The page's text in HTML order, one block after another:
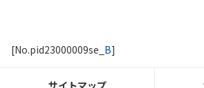
[No.pid23000009se_ B]
サイトマップ